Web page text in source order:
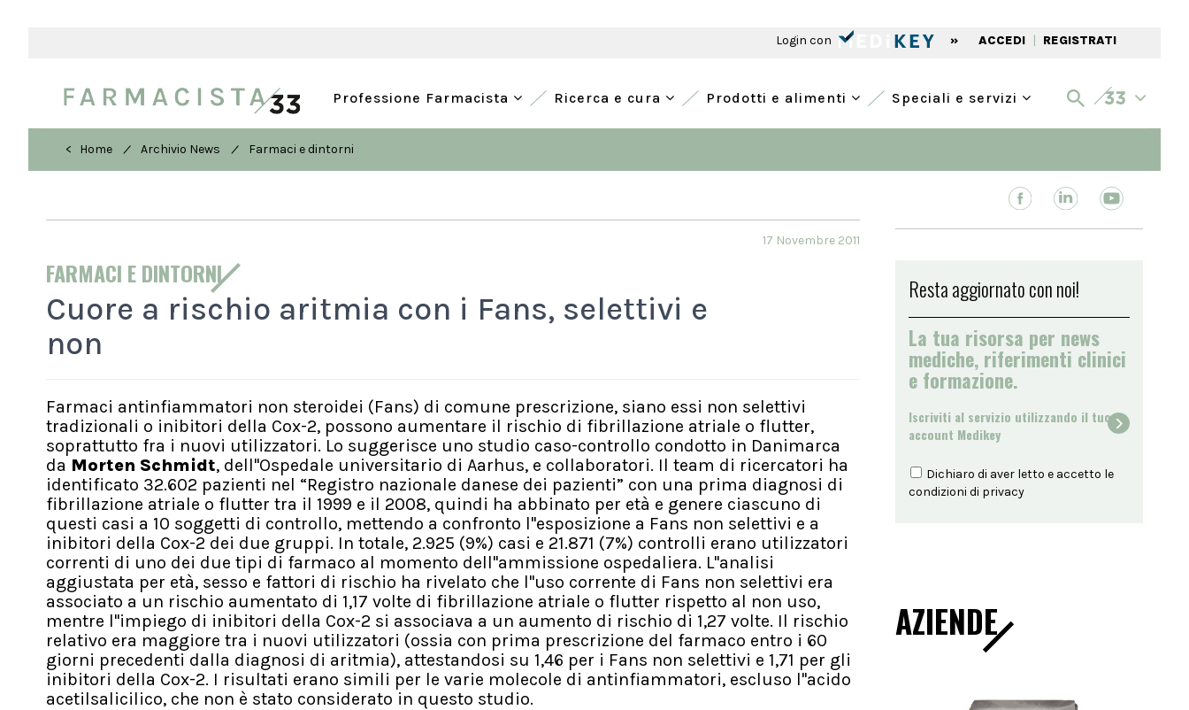
Login con » ACCEDI | REGISTRATI
Professione Farmacista Ricerca e cura Prodotti e alimenti Speciali e servizi
< Home / Archivio News / Farmaci e dintorni
FARMACI E DINTORNI
17 Novembre 2011
Cuore a rischio aritmia con i Fans, selettivi e
non
Farmaci antinfiammatori non steroidei (Fans) di comune prescrizione, siano essi non selettivi
tradizionali o inibitori della Cox-2, possono aumentare il rischio di fibrillazione atriale o flutter,
soprattutto fra i nuovi utilizzatori. Lo suggerisce uno studio caso-controllo condotto in Danimarca
da Morten Schmidt, dell''Ospedale universitario di Aarhus, e collaboratori. Il team di ricercatori ha
identificato 32.602 pazienti nel “Registro nazionale danese dei pazienti” con una prima diagnosi di
fibrillazione atriale o flutter tra il 1999 e il 2008, quindi ha abbinato per età e genere ciascuno di
questi casi a 10 soggetti di controllo, mettendo a confronto l''esposizione a Fans non selettivi e a
inibitori della Cox-2 dei due gruppi. In totale, 2.925 (9%) casi e 21.871 (7%) controlli erano utilizzatori
correnti di uno dei due tipi di farmaco al momento dell''ammissione ospedaliera. L''analisi
aggiustata per età, sesso e fattori di rischio ha rivelato che l''uso corrente di Fans non selettivi era
associato a un rischio aumentato di 1,17 volte di fibrillazione atriale o flutter rispetto al non uso,
mentre l''impiego di inibitori della Cox-2 si associava a un aumento di rischio di 1,27 volte. Il rischio
relativo era maggiore tra i nuovi utilizzatori (ossia con prima prescrizione del farmaco entro i 60
giorni precedenti dalla diagnosi di aritmia), attestandosi su 1,46 per i Fans non selettivi e 1,71 per gli
inibitori della Cox-2. I risultati erano simili per le varie molecole di antinfiammatori, escluso l''acido
acetilsalicilico, che non è stato considerato in questo studio.
Resta aggiornato con noi!
La tua risorsa per news
mediche, riferimenti clinici
e formazione.
Iscriviti al servizio utilizzando il tuo
account Medikey
Dichiaro di aver letto e accetto le
condizioni di privacy
AZIENDE